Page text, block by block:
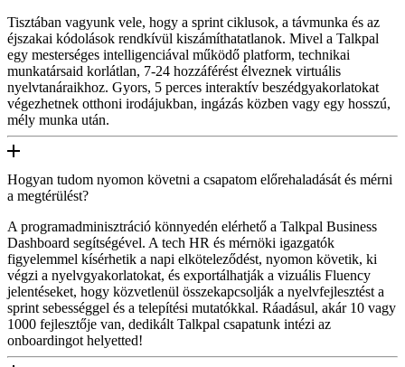
Tisztában vagyunk vele, hogy a sprint ciklusok, a távmunka és az
éjszakai kódolások rendkívül kiszámíthatatlanok. Mivel a Talkpal
egy mesterséges intelligenciával működő platform, technikai
munkatársaid korlátlan, 7-24 hozzáférést élveznek virtuális
nyelvtanáraikhoz. Gyors, 5 perces interaktív beszédgyakorlatokat
végezhetnek otthoni irodájukban, ingázás közben vagy egy hosszú,
mély munka után.
Hogyan tudom nyomon követni a csapatom előrehaladását és mérni
a megtérülést?
A programadminisztráció könnyedén elérhető a Talkpal Business
Dashboard segítségével. A tech HR és mérnöki igazgatók
figyelemmel kísérhetik a napi elköteleződést, nyomon követik, ki
végzi a nyelvgyakorlatokat, és exportálhatják a vizuális Fluency
jelentéseket, hogy közvetlenül összekapcsolják a nyelvfejlesztést a
sprint sebességgel és a telepítési mutatókkal. Ráadásul, akár 10 vagy
1000 fejlesztője van, dedikált Talkpal csapatunk intézi az
onboardingot helyetted!